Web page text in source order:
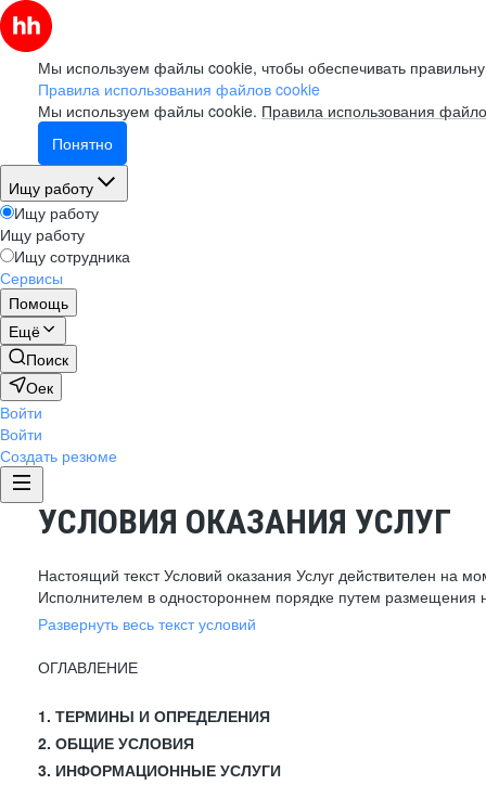
Мы используем файлы cookie, чтобы обеспечивать
Правила использования файлов cookie
Мы используем файлы cookie. Правила использования
Понятно
Ищу работу
Ищу работу
Ищу работу
Ищу сотрудника
Сервисы
Помощь
Ещё
Поиск
Оек
Войти
Войти
Создать резюме
УСЛОВИЯ ОКАЗАНИЯ УСЛУГ
Настоящий текст Условий оказания Услуг действителен на
Исполнителем в одностороннем порядке путем размещения
Развернуть весь текст условий
ОГЛАВЛЕНИЕ
1. ТЕРМИНЫ И ОПРЕДЕЛЕНИЯ
2. ОБЩИЕ УСЛОВИЯ
3. ИНФОРМАЦИОННЫЕ УСЛУГИ